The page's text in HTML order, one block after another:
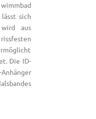
sich
aus
Die ID-